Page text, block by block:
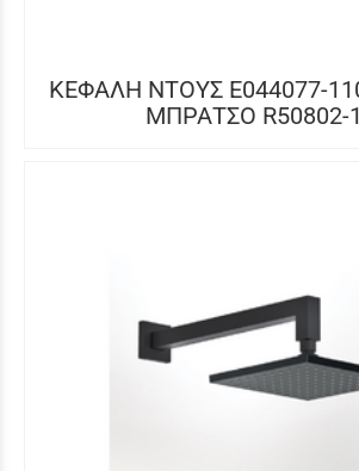
ΚΕΦΑΛΗ ΝΤΟΥΣ E044077-
ΜΠΡΑΤΣΟ R50802-